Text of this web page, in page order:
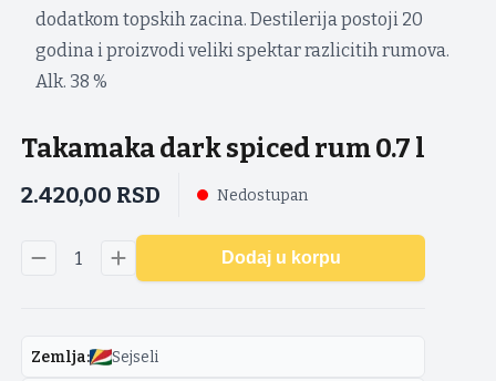
dodatkom topskih zacina. Destilerija postoji 20
godina i proizvodi veliki spektar razlicitih rumova.
Alk. 38 %
Takamaka dark spiced rum 0.7 l
2.420,00 RSD Nedostupan
1 Dodaj u korpu
Zemlja: Sejseli